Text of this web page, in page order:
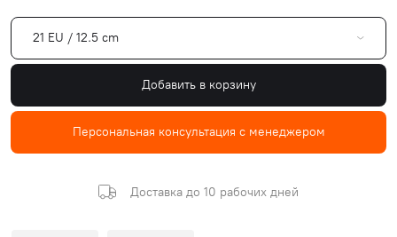
21 EU / 12.5 cm
Добавить в корзину
Персональная консультация с менеджером
Доставка до 10 рабочих дней